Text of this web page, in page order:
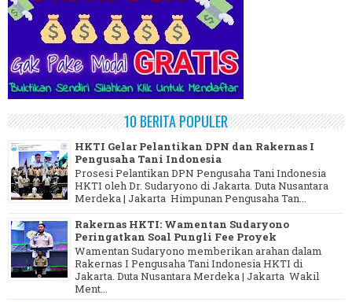
10 BERITA POPULER
HKTI Gelar Pelantikan DPN dan Rakernas I
Pengusaha Tani Indonesia
Prosesi Pelantikan DPN Pengusaha Tani Indonesia
HKTI oleh Dr. Sudaryono di Jakarta. Duta Nusantara
Merdeka | Jakarta Himpunan Pengusaha Tan...
Rakernas HKTI: Wamentan Sudaryono
Peringatkan Soal Pungli Fee Proyek
Wamentan Sudaryono memberikan arahan dalam
Rakernas I Pengusaha Tani Indonesia HKTI di
Jakarta. Duta Nusantara Merdeka | Jakarta Wakil
Ment...